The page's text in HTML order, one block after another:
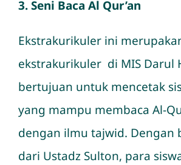
3. Seni Baca Al Qur’an
Ekstrakurikuler ini
ekstrakurikuler di MIS Darul
bertujuan untuk mencetak
yang mampu membaca Al-
dengan ilmu tajwid. Dengan
dari Ustadz Sulton, para